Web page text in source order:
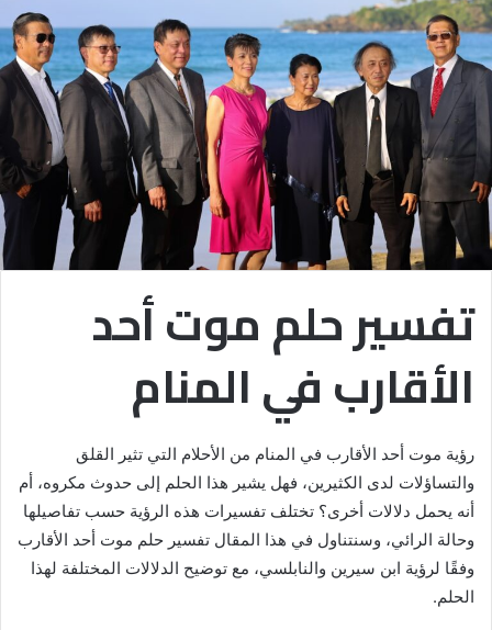
تفسير حلم موت أحد
الأقارب في المنام
رؤية موت أحد الأقارب في المنام من الأحلام التي تثير القلق
والتساؤلات لدى الكثيرين، فهل يشير هذا الحلم إلى حدوث مكروه، أم
أنه يحمل دلالات أخرى؟ تختلف تفسيرات هذه الرؤية حسب تفاصيلها
وحالة الرائي، وسنتناول في هذا المقال تفسير حلم موت أحد الأقارب
وفقًا لرؤية ابن سيرين والنابلسي، مع توضيح الدلالات المختلفة لهذا
الحلم.